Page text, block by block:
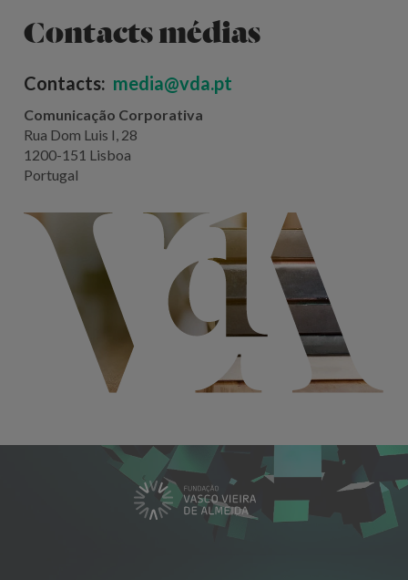
Contacts médias
Contacts: media@vda.pt
Comunicação Corporativa
Rua Dom Luis I, 28
1200-151 Lisboa
Portugal